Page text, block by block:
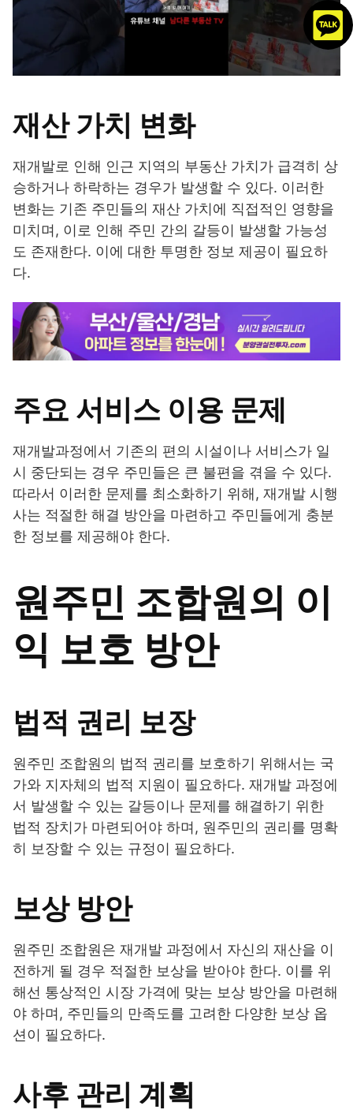
재산 가치 변화
재개발로 인해 인근 지역의 부동산 가치가 급격히 상
승하거나 하락하는 경우가 발생할 수 있다. 이러한
변화는 기존 주민들의 재산 가치에 직접적인 영향을
미치며, 이로 인해 주민 간의 갈등이 발생할 가능성
도 존재한다. 이에 대한 투명한 정보 제공이 필요하
다.
주요 서비스 이용 문제
재개발과정에서 기존의 편의 시설이나 서비스가 일
시 중단되는 경우 주민들은 큰 불편을 겪을 수 있다.
따라서 이러한 문제를 최소화하기 위해, 재개발 시행
사는 적절한 해결 방안을 마련하고 주민들에게 충분
한 정보를 제공해야 한다.
원주민 조합원의 이
익 보호 방안
법적 권리 보장
원주민 조합원의 법적 권리를 보호하기 위해서는 국
가와 지자체의 법적 지원이 필요하다. 재개발 과정에
서 발생할 수 있는 갈등이나 문제를 해결하기 위한
법적 장치가 마련되어야 하며, 원주민의 권리를 명확
히 보장할 수 있는 규정이 필요하다.
보상 방안
원주민 조합원은 재개발 과정에서 자신의 재산을 이
전하게 될 경우 적절한 보상을 받아야 한다. 이를 위
해선 통상적인 시장 가격에 맞는 보상 방안을 마련해
야 하며, 주민들의 만족도를 고려한 다양한 보상 옵
션이 필요하다.
사후 관리 계획